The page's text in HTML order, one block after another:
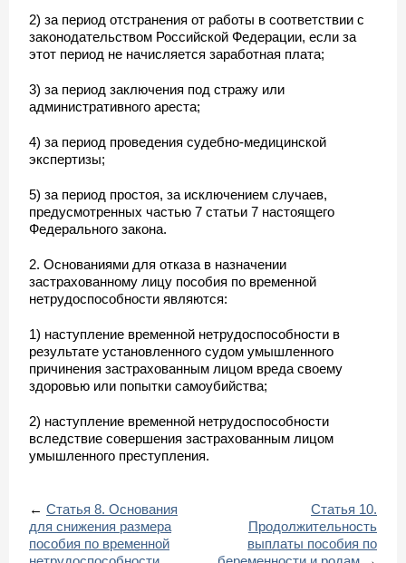
2) за период отстранения от работы в соответствии с
законодательством Российской Федерации, если за
этот период не начисляется заработная плата;
3) за период заключения под стражу или
административного ареста;
4) за период проведения судебно-медицинской
экспертизы;
5) за период простоя, за исключением случаев,
предусмотренных частью 7 статьи 7 настоящего
Федерального закона.
2. Основаниями для отказа в назначении
застрахованному лицу пособия по временной
нетрудоспособности являются:
1) наступление временной нетрудоспособности в
результате установленного судом умышленного
причинения застрахованным лицом вреда своему
здоровью или попытки самоубийства;
2) наступление временной нетрудоспособности
вследствие совершения застрахованным лицом
умышленного преступления.
← Статья 8. Основания
для снижения размера
пособия по временной
Статья 10.
Продолжительность
выплаты пособия по